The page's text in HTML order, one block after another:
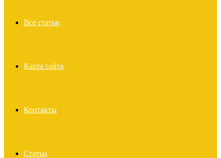
Все статьи
Карта сайта
Контакты
Статьи